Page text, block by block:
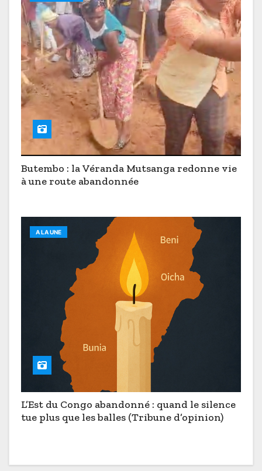
Butembo : la Véranda Mutsanga redonne vie
à une route abandonnée
A LA UNE
L’Est du Congo abandonné : quand le silence
tue plus que les balles (Tribune d’opinion)